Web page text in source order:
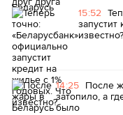
15:52
известно?
14:25 После
затопило, а
было